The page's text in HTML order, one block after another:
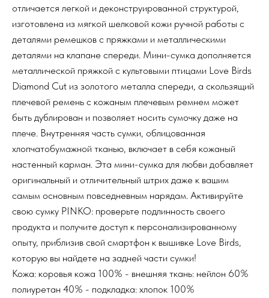
отличается легкой и деконструированной структурой,
изготовлена из мягкой шелковой кожи ручной работы с
деталями ремешков с пряжками и металлическими
деталями на клапане спереди. Мини-сумка дополняется
металлической пряжкой с культовыми птицами Love Birds
Diamond Cut из золотого металла спереди, а скользящий
плечевой ремень с кожаным плечевым ремнем может
быть дублирован и позволяет носить сумочку даже на
плече. Внутренняя часть сумки, облицованная
хлопчатобумажной тканью, включает в себя кожаный
настенный карман. Эта мини-сумка для любви добавляет
оригинальный и отличительный штрих даже к вашим
самым основным повседневным нарядам. Активируйте
свою сумку PINKO: проверьте подлинность своего
продукта и получите доступ к персонализированному
опыту, приблизив свой смартфон к вышивке Love Birds,
которую вы найдете на задней части сумки!
Кожа: коровья кожа 100% - внешняя ткань: нейлон 60%
полиуретан 40% - подкладка: хлопок 100%